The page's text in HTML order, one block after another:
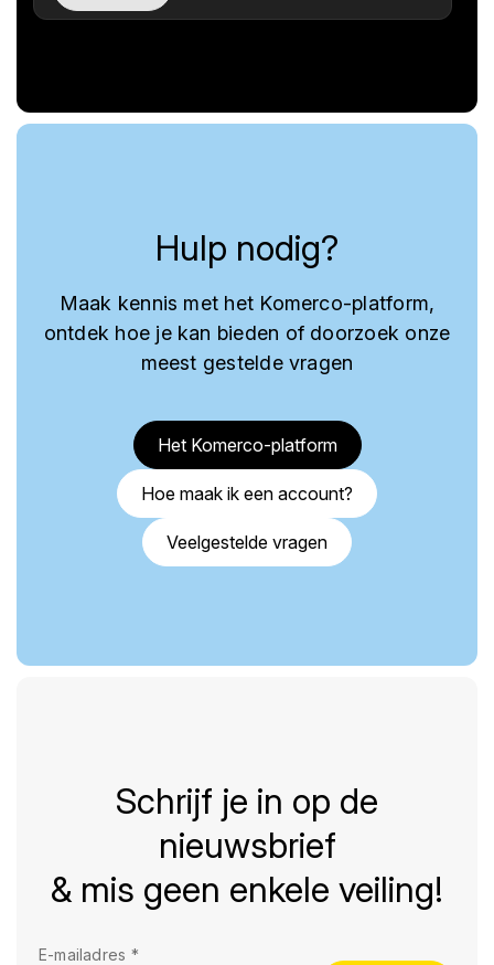
Hulp nodig?
Maak kennis met het Komerco-platform,
ontdek hoe je kan bieden of doorzoek onze
meest gestelde vragen
Het Komerco-platform
Hoe maak ik een account?
Veelgestelde vragen
Schrijf je in op de
nieuwsbrief
& mis geen enkele veiling!
E-mailadres *